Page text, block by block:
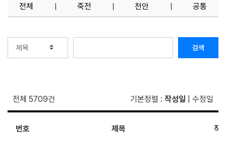
전체 죽전 천안 공통
검색
전체 5709건 기본정렬 : 작성일 수정일
번호 제목 작